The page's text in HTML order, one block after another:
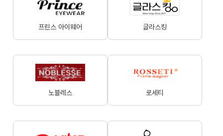
프린스 아이웨어 글라스킹
노블레스 로세티